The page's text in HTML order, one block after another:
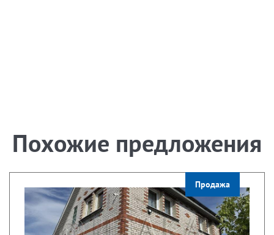
Похожие предложения
Продажа